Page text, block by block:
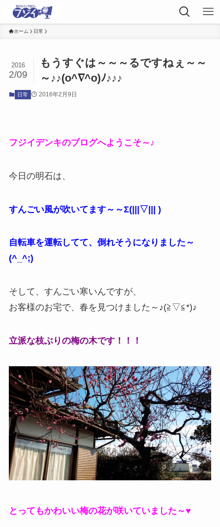
ホーム 日常
もうすぐは～～～るですねぇ～～
～♪♪(o^∇^o)ﾉ♪♪♪
2016
2/09
日常 2016年2月9日
フジイデンキのブログへようこそ～♪
今日の明石は、
すんごい風が吹いてます～～Σ(|||▽||| )
自転車を運転してて、倒れそうになりました～
(^_^;)
そして、すんごい寒いんですが、
お客様のお宅で、春を見つけました～♪(≧▽≦*)♪
立派な枝ぶりの梅の木です！！！
とってもかわいい梅の花が咲いていました～♥